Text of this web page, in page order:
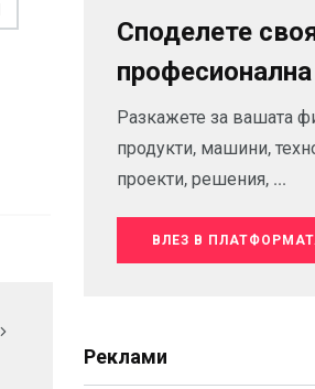
Споделете
Разкажете за вашата
продукти, машини,
проекти, решения, ...
ВЛЕЗ В
Реклами